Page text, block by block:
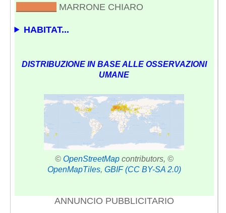
MARRONE CHIARO
HABITAT...
DISTRIBUZIONE IN BASE ALLE OSSERVAZIONI
UMANE
© OpenStreetMapcontributors, ©
OpenMapTiles, GBIF (CC BY-SA 2.0)
ANNUNCIO PUBBLICITARIO